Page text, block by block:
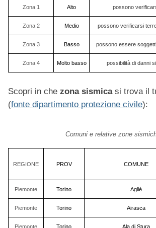
Zona 1 Alto possono
Zona 2 Medio possono verificarsi
Zona 3 Basso possono essere
Zona 4 Molto basso possibilità di danni
Scopri in che zona sismicasi trova il
(fonte dipartimento protezione civile):
Comuni e relative zone
REGIONE PROV COMUNE
Piemonte Torino Agliè
Piemonte Torino Airasca
Piemonte Torino Ala di Stura